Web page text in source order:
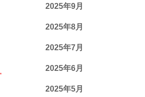
2025年9月
2025年8月
2025年7月
2025年6月
2025年5月